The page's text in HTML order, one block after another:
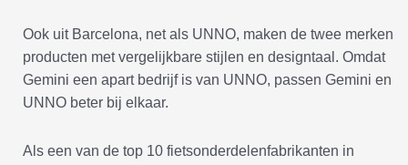
Ook uit Barcelona, net als UNNO, maken de twee merken
producten met vergelijkbare stijlen en designtaal. Omdat
Gemini een apart bedrijf is van UNNO, passen Gemini en
UNNO beter bij elkaar.
Als een van de top 10 fietsonderdelenfabrikanten in